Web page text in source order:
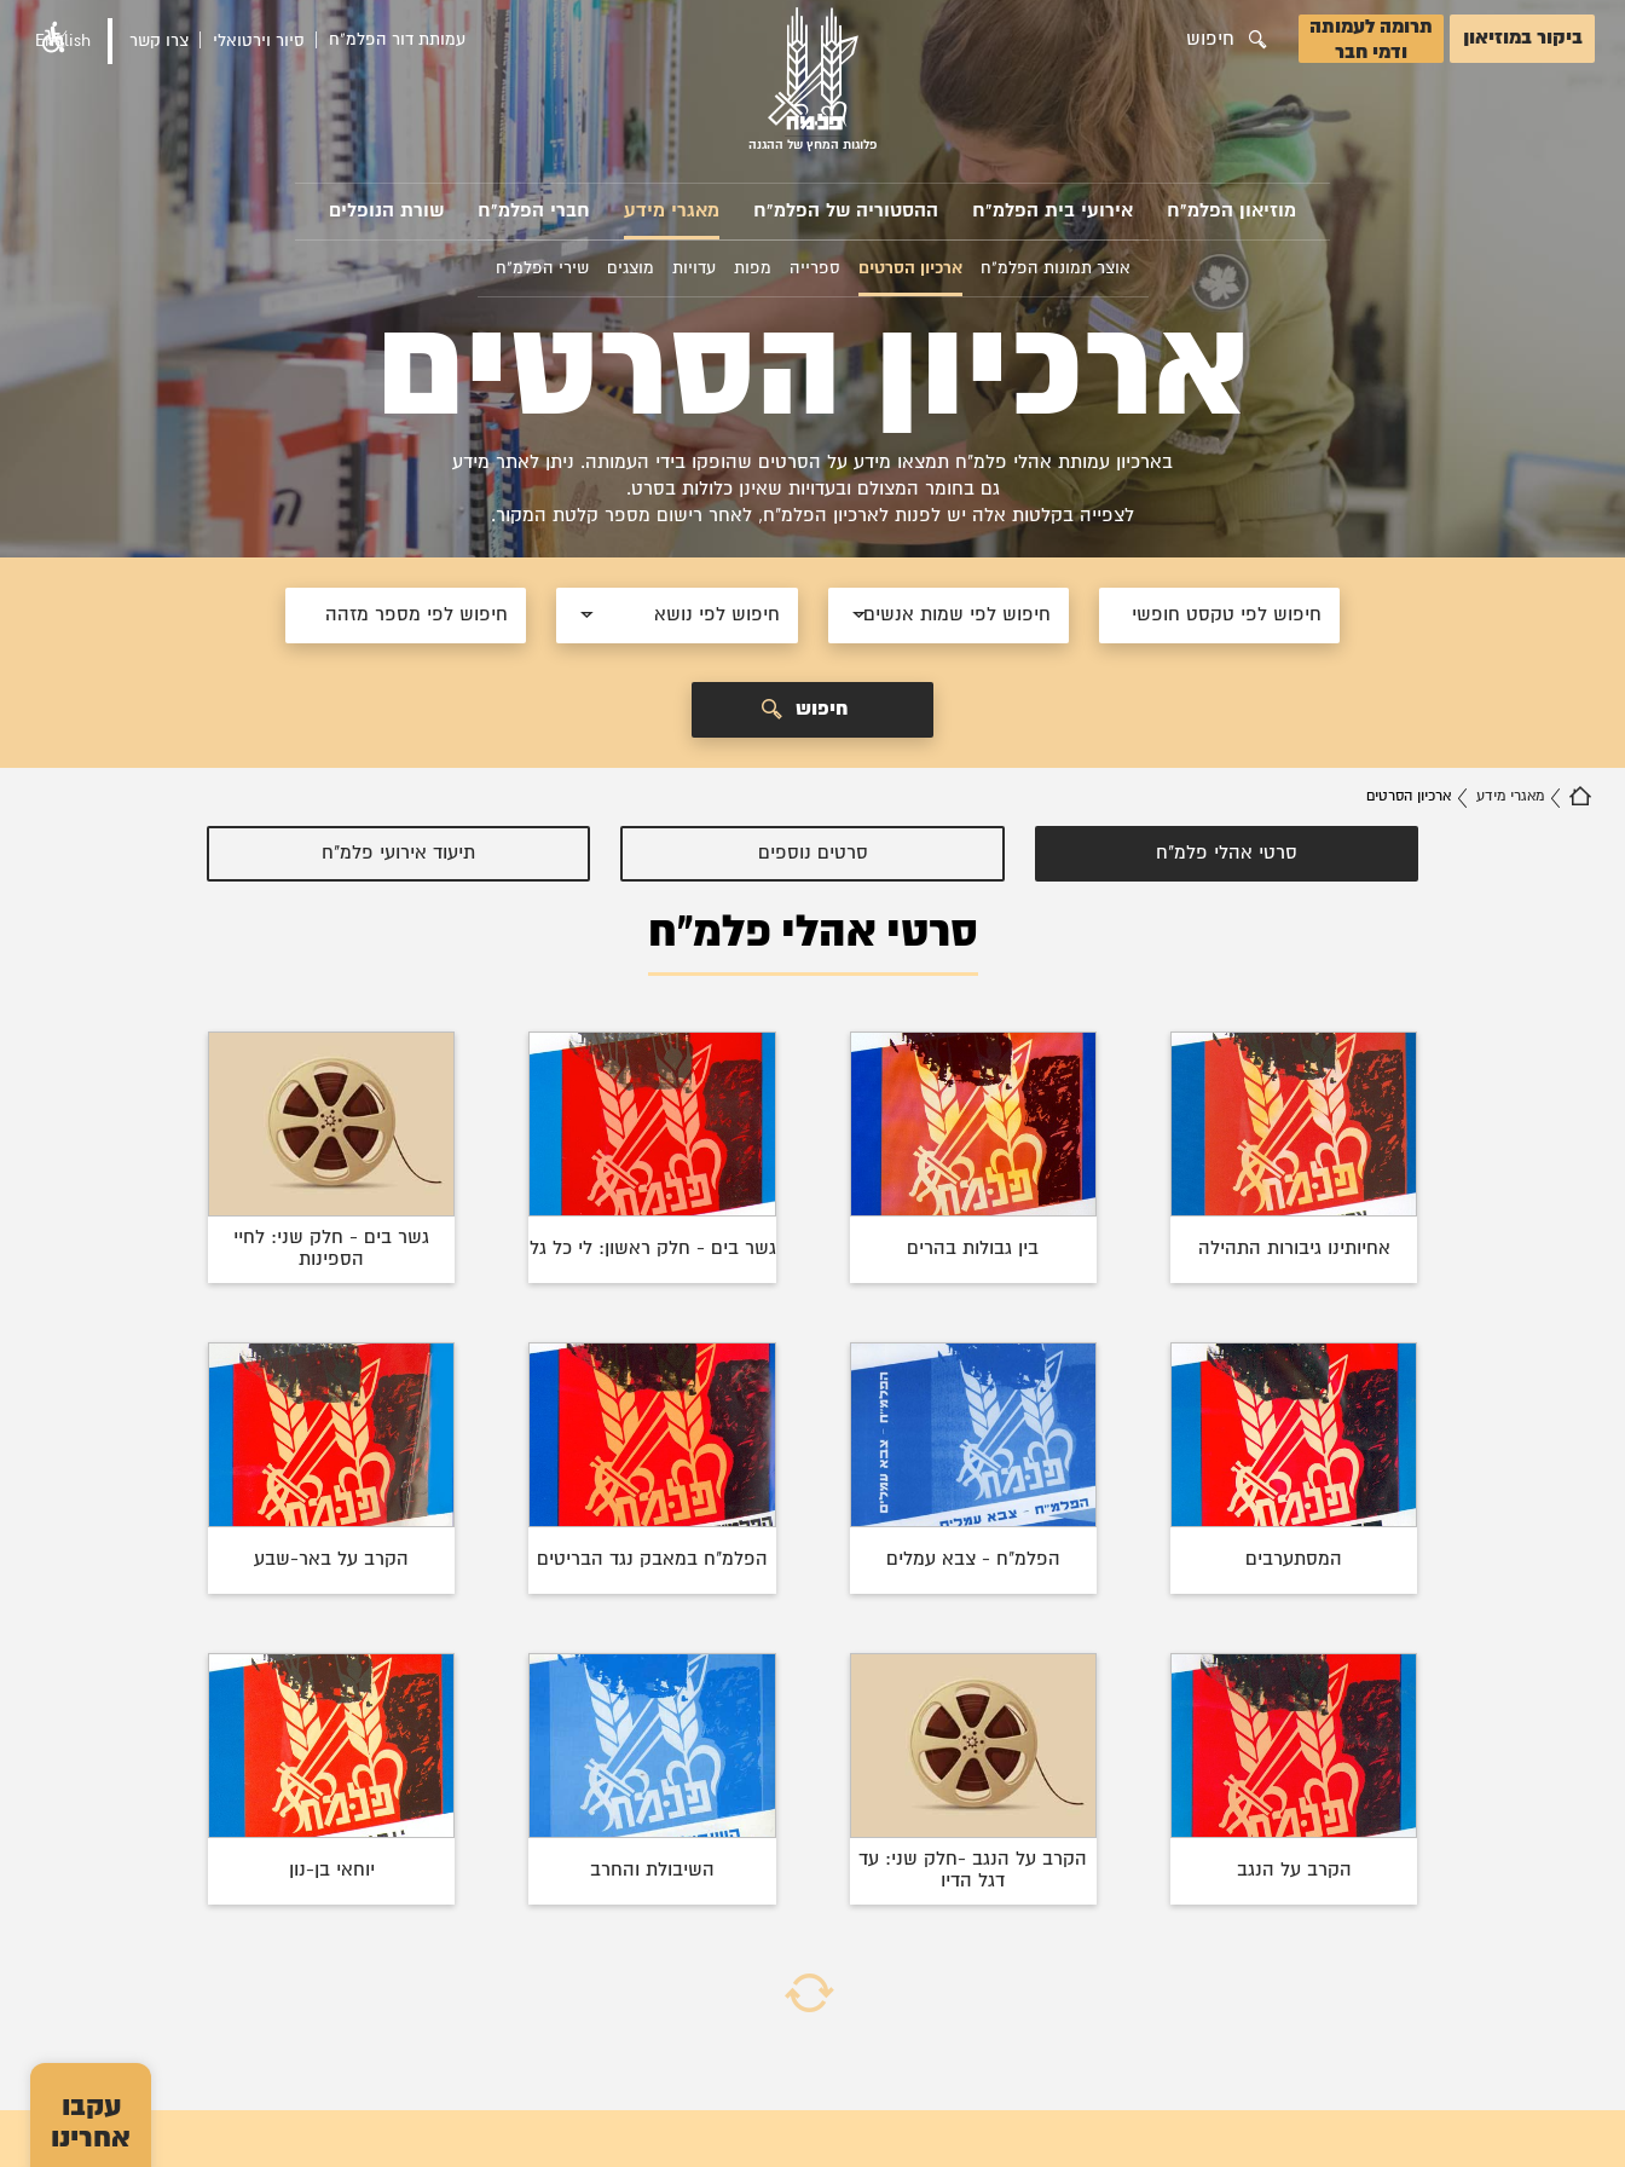
עקבו
אחרינו
ביקור במוזיאון
תרומה לעמותה
ודמי חבר
חיפוש
פלוגות המחץ של ההגנה
עמותת דור הפלמ"ח סיור וירטואלי צרו קשר English
מוזיאון הפלמ"ח אירועי בית הפלמ"ח ההסטוריה של הפלמ"ח מאגרי מידע חברי הפלמ"ח שורת הנופלים
אוצר תמונות הפלמ"ח ארכיון הסרטים ספרייה מפות עדויות מוצגים שירי הפלמ"ח
ארכיון הסרטים
בארכיון עמותת אהלי פלמ"ח תמצאו מידע על הסרטים שהופקו בידי העמותה. ניתן לאתר מידע
גם בחומר המצולם ובעדויות שאינן כלולות בסרט.
לצפייה בקלטות אלה יש לפנות לארכיון הפלמ"ח, לאחר רישום מספר קלטת המקור.
חיפוש לפי שמות אנשים חיפוש לפי נושא
חיפוש
מאגרי מידע ארכיון הסרטים
סרטי אהלי פלמ"ח סרטים נוספים תיעוד אירועי פלמ"ח
סרטי אהלי פלמ"ח
אחיותינו גיבורות התהילה בין גבולות בהרים גשר בים - חלק ראשון: לי כל גל
גשר בים - חלק שני: לחיי
הספינות
המסתערבים הפלמ"ח - צבא עמלים הפלמ"ח במאבק נגד הבריטים הקרב על באר-שבע
הקרב על הנגב
הקרב על הנגב -חלק שני: עד
דגל הדיו
השיבולת והחרב יוחאי בן-נון